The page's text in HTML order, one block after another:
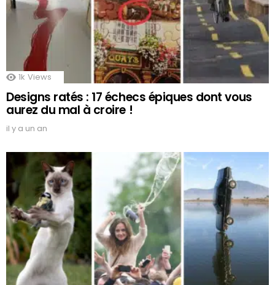
1k Views
Designs ratés : 17 échecs épiques dont vous
aurez du mal à croire !
il y a un an